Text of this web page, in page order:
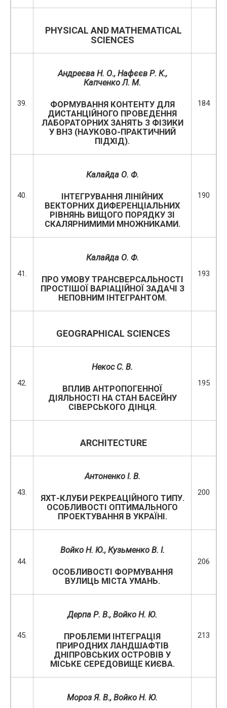
PHYSICAL AND MATHEMATICAL
SCIENCES
39.
Андреєва Н. О., Нафєєв Р. К.,
Капченко Л. М.
ФОРМУВАННЯ КОНТЕНТУ ДЛЯ
ДИСТАНЦІЙНОГО ПРОВЕДЕННЯ
ЛАБОРАТОРНИХ ЗАНЯТЬ З ФІЗИКИ
У ВНЗ (НАУКОВО-ПРАКТИЧНИЙ
ПІДХІД).
184
40.
Калайда О. Ф.
ІНТЕГРУВАННЯ ЛІНІЙНИХ
ВЕКТОРНИХ ДИФЕРЕНЦІАЛЬНИХ
РІВНЯНЬ ВИЩОГО ПОРЯДКУ ЗІ
СКАЛЯРНИМИМИ МНОЖНИКАМИ.
190
41.
Калайда О. Ф.
ПРО УМОВУ ТРАНСВЕРСАЛЬНОСТІ
ПРОСТІШОЇ ВАРІАЦІЙНОЇ ЗАДАЧІ З
НЕПОВНИМ ІНТЕГРАНТОМ.
193
GEOGRAPHICAL SCIENCES
42.
Некос С. В.
ВПЛИВ АНТРОПОГЕННОЇ
ДІЯЛЬНОСТІ НА СТАН БАСЕЙНУ
СІВЕРСЬКОГО ДІНЦЯ.
195
ARCHITECTURE
43.
Антоненко І. В.
ЯХТ-КЛУБИ РЕКРЕАЦІЙНОГО ТИПУ.
ОСОБЛИВОСТІ ОПТИМАЛЬНОГО
ПРОЕКТУВАННЯ В УКРАЇНІ.
200
44.
Войко Н. Ю.,Кузьменко В. І.
ОСОБЛИВОСТІ ФОРМУВАННЯ
ВУЛИЦЬ МІСТА УМАНЬ.
206
45.
Дерпа Р. В., Войко Н. Ю.
ПРОБЛЕМИ ІНТЕГРАЦІЯ
ПРИРОДНИХ ЛАНДШАФТІВ
ДНІПРОВСЬКИХ ОСТРОВІВ У
МІСЬКЕ СЕРЕДОВИЩЕ КИЄВА.
213
Мороз Я. В., Войко Н. Ю.